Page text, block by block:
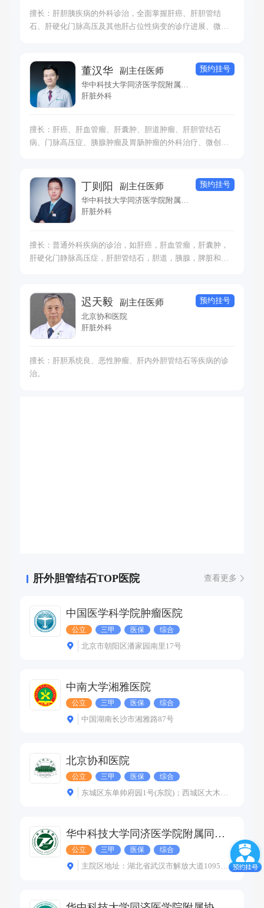
擅长：肝胆胰疾病的外科诊治，全面掌握肝癌、肝胆管结
石、肝硬化门脉高压及其他肝占位性病变的诊疗进展、微创
董汉华 副主任医师
华中科技大学同济医学院附属同济医院
肝脏外科
预约挂号
擅长：肝癌、肝血管瘤、肝囊肿、胆道肿瘤、肝胆管结石
病、门脉高压症、胰腺肿瘤及胃肠肿瘤的外科治疗、微创治
丁则阳 副主任医师
华中科技大学同济医学院附属同济医院
肝脏外科
预约挂号
擅长：普通外科疾病的诊治，如肝癌，肝血管瘤，肝囊肿，
肝硬化门静脉高压症，肝胆管结石，胆道，胰腺，脾脏和胃
迟天毅 副主任医师
北京协和医院
肝脏外科
预约挂号
擅长：肝胆系统良、恶性肿瘤、肝内外胆管结石等疾病的诊
治。
肝外胆管结石TOP医院 查看更多
中国医学科学院肿瘤医院
公立 三甲 医保 综合
北京市朝阳区潘家园南里17号
中南大学湘雅医院
公立 三甲 医保 综合
中国湖南长沙市湘雅路87号
北京协和医院
公立 三甲 医保 综合
华中科技大学同济医学院附属同济医院
公立 三甲 医保 综合
主院区地址：湖北省武汉市解放大道1095号 光谷院区地址：武汉市东湖新技术开发区高新大道501号 中法新城院区地址：武汉市蔡甸区新天大道288号